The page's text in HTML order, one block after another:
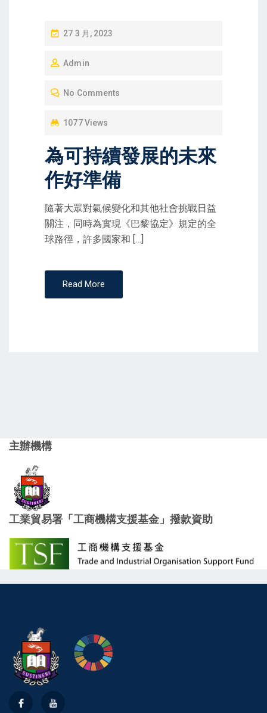
P
S
N
27 3 月, 2023
Admin
No Comments
1077 Views
為可持續發展的未來
作好準備
隨著大眾對氣候變化和其他社會挑戰日益
關注，同時為實現《巴黎協定》規定的全
球路徑，許多國家和 […]
Read More
主辦機構
工業貿易署「工商機構支援基金」撥款資助